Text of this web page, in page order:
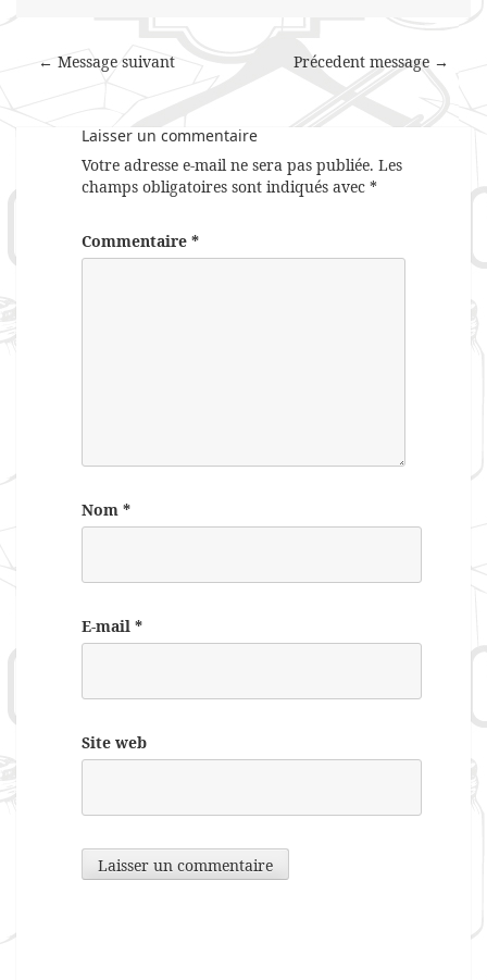
Précedent message →
← Message suivant
Laisser un commentaire
Votre adresse e-mail ne sera pas publiée. Les
champs obligatoires sont indiqués avec *
Commentaire *
Nom *
E-mail *
Site web